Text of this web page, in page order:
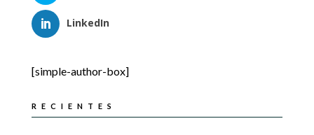
LinkedIn
[simple-author-box]
RECIENTES